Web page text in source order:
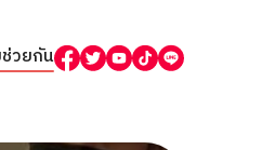
วยกัน